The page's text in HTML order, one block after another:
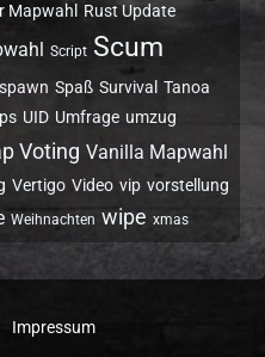
Mapwahl Rust Update
Script Scum
spawn Spaß Survival Tanoa
UID Umfrage umzug
Voting Vanilla Mapwahl
Vertigo Video vip vorstellung
Weihnachten wipe xmas
Impressum